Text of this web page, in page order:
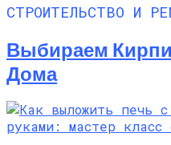
СТРОИТЕЛЬСТВО И
Выбираем
Дома